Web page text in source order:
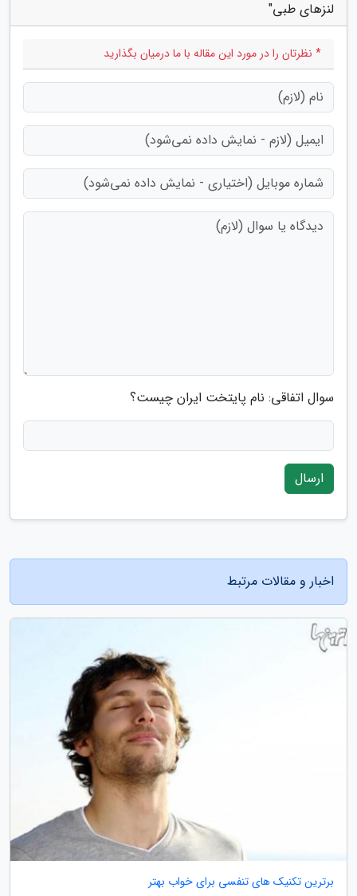
لنزهای طبی"
* نظرتان را در مورد این مقاله با ما درمیان بگذارید
سوال اتفاقی: نام پایتخت ایران چیست؟
ارسال
اخبار و مقالات مرتبط
برترین تکنیک های تنفسی برای خواب بهتر